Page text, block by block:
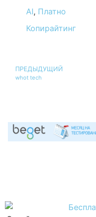
AI, Платно
Копирайтинг
ПРЕДЫДУЩИЙ
whot tech